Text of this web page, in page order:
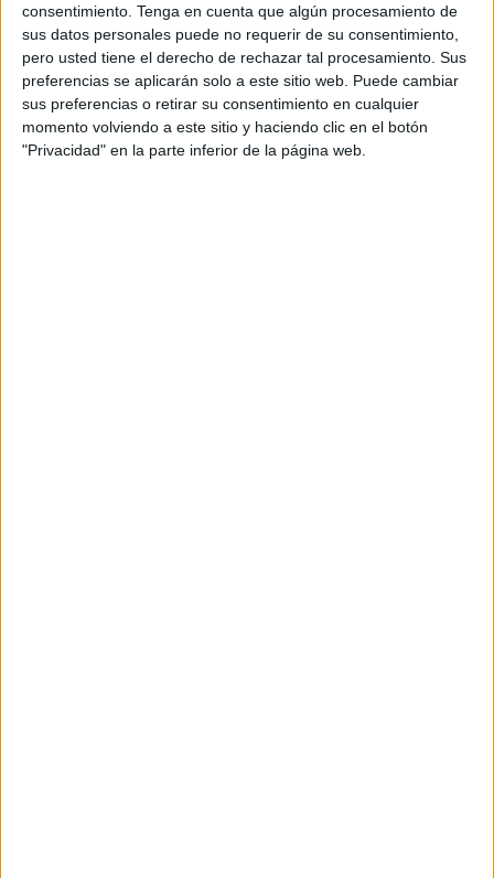
consentimiento. Tenga en cuenta que algún procesamiento de
sus datos personales puede no requerir de su consentimiento,
pero usted tiene el derecho de rechazar tal procesamiento. Sus
preferencias se aplicarán solo a este sitio web. Puede cambiar
sus preferencias o retirar su consentimiento en cualquier
momento volviendo a este sitio y haciendo clic en el botón
"Privacidad" en la parte inferior de la página web.
de mantener el régimen actual en las bonificaciones en las
cuotas empresariales a la Seguridad Social.
“Quiero trasladar un mensaje de tranquilidad a los
empresarios y trabajadores ceutíes. Hasta el mes de
septiembre no entraría en vigor la modificación y estoy